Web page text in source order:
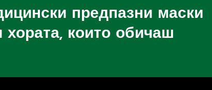
предпазни маски
хората, които обичаш